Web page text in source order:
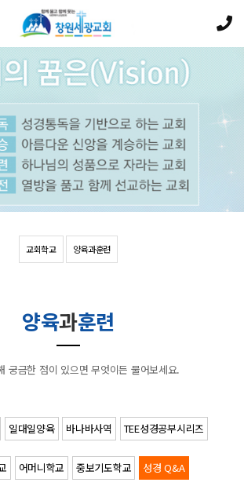
교회학교 양육과훈련
양육과훈련
궁금한 점이 있으면 무엇이든 물어보세요.
일대일양육 바나바사역 TEE성경공부시리즈
어머니학교 중보기도학교 성경 Q&A